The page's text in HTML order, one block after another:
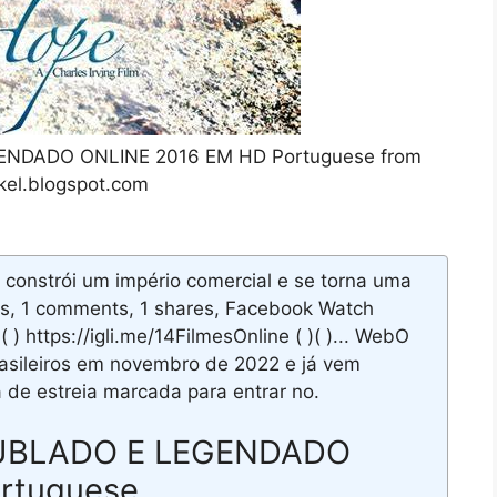
ONLINE 2016 EM HD Portuguese from
um império comercial e se torna uma
1 comments, 1 shares, Facebook Watch
https://igli.me/14FilmesOnline ( )( )... WebO
em novembro de 2022 e já vem
estreia marcada para entrar no.
E LEGENDADO